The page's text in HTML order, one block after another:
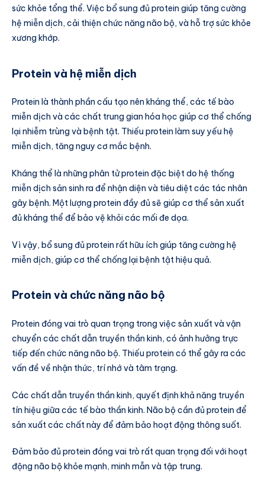
sức khỏe tổng thể. Việc bổ sung đủ protein giúp tăng cường
hệ miễn dịch, cải thiện chức năng não bộ, và hỗ trợ sức khỏe
xương khớp.
Protein và hệ miễn dịch
Protein là thành phần cấu tạo nên kháng thể, các tế bào
miễn dịch và các chất trung gian hóa học giúp cơ thể chống
lại nhiễm trùng và bệnh tật. Thiếu protein làm suy yếu hệ
miễn dịch, tăng nguy cơ mắc bệnh.
Kháng thể là những phân tử protein đặc biệt do hệ thống
miễn dịch sản sinh ra để nhận diện và tiêu diệt các tác nhân
gây bệnh. Một lượng protein đầy đủ sẽ giúp cơ thể sản xuất
đủ kháng thể để bảo vệ khỏi các mối đe dọa.
Vì vậy, bổ sung đủ protein rất hữu ích giúp tăng cường hệ
miễn dịch, giúp cơ thể chống lại bệnh tật hiệu quả.
Protein và chức năng não bộ
Protein đóng vai trò quan trọng trong việc sản xuất và vận
chuyển các chất dẫn truyền thần kinh, có ảnh hưởng trực
tiếp đến chức năng não bộ. Thiếu protein có thể gây ra các
vấn đề về nhận thức, trí nhớ và tâm trạng.
Các chất dẫn truyền thần kinh, quyết định khả năng truyền
tín hiệu giữa các tế bào thần kinh. Não bộ cần đủ protein để
sản xuất các chất này để đảm bảo hoạt động thông suốt.
Đảm bảo đủ protein đóng vai trò rất quan trọng đối với hoạt
động não bộ khỏe mạnh, minh mẫn và tập trung.